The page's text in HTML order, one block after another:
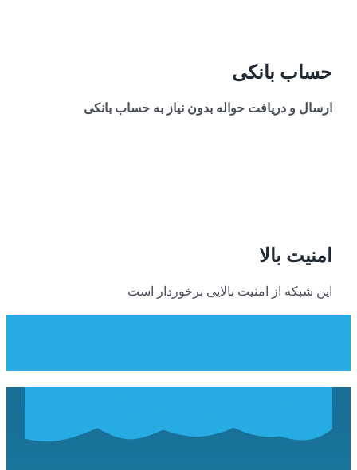
حساب بانکی
ارسال و دریافت حواله بدون نیاز به حساب بانکی
امنیت بالا
این شبکه از امنیت بالایی برخوردار است